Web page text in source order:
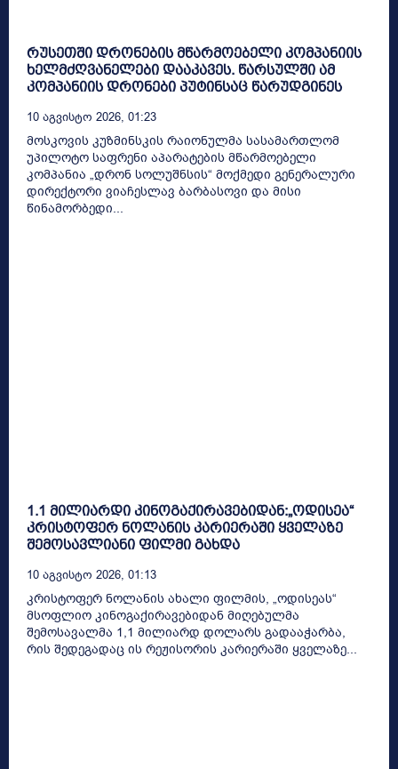
რუსეთში დრონების მწარმოებელი კომპანიის
ხელმძღვანელები დააკავეს. წარსულში ამ
კომპანიის დრონები პუტინსაც წარუდგინეს
10 Აგვისტო 2026, 01:23
მოსკოვის კუზმინსკის რაიონულმა სასამართლომ
უპილოტო საფრენი აპარატების მწარმოებელი
კომპანია „დრონ სოლუშნსის“ მოქმედი გენერალური
დირექტორი ვიაჩესლავ ბარბასოვი და მისი
წინამორბედი...
1.1 მილიარდი კინოგაქირავებიდან:„ოდისეა“
კრისტოფერ ნოლანის კარიერაში ყველაზე
შემოსავლიანი ფილმი გახდა
10 Აგვისტო 2026, 01:13
კრისტოფერ ნოლანის ახალი ფილმის, „ოდისეას“
მსოფლიო კინოგაქირავებიდან მიღებულმა
შემოსავალმა 1,1 მილიარდ დოლარს გადააჭარბა,
რის შედეგადაც ის რეჟისორის კარიერაში ყველაზე...